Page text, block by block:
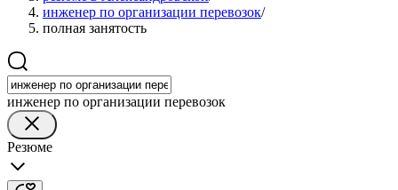
инженер по организации перевозок/
полная занятость
инженер по организации перевозок
Резюме